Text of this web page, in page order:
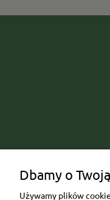
Dbamy o
Używamy plików